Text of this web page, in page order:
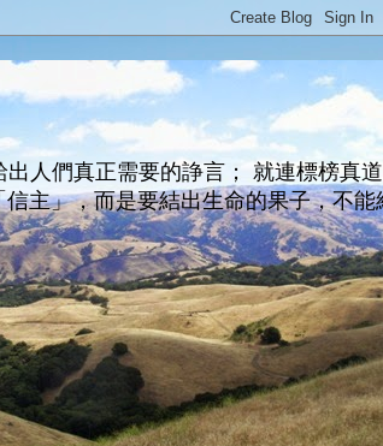
人們真正需要的諍言； 就連標榜真
主」，而是要結出生命的果子，不能